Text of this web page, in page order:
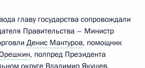
главу государства сопровождали
Правительства – Министр
Денис Мантуров, помощник
, полпред Президента
округе Владимир Якушев,